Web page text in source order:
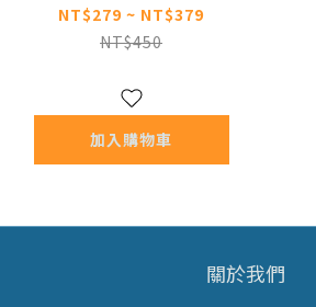
NT$279 ~ NT$379
NT$450
加入購物車
關於我們